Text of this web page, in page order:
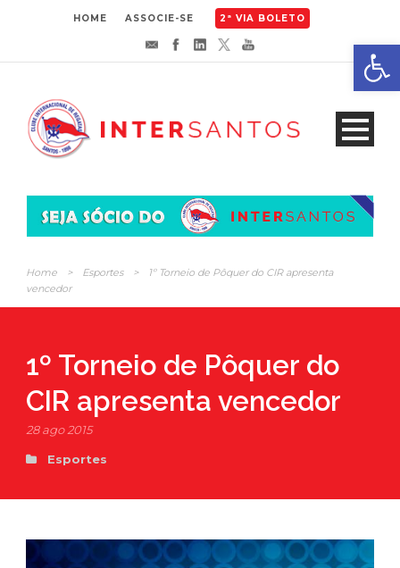
HOME ASSOCIE-SE 2ª VIA BOLETO
Home > Esportes >
1º Torneio de Pôquer do CIR apresenta
vencedor
1º Torneio de Pôquer do
CIR apresenta vencedor
28 ago 2015
Esportes
Abrir